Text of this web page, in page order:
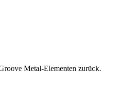
Metal-Elementen zurück.